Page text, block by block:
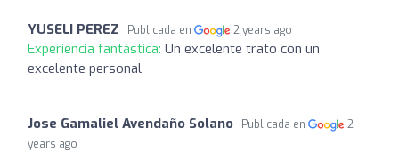
YUSELI PEREZ Publicada en 2 years ago
Experiencia fantástica: Un excelente trato con un
excelente personal
Jose Gamaliel Avendaño Solano Publicada en
2
years ago